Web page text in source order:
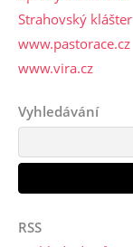
Strahovský klášter
www.pastorace.cz
www.vira.cz
Vyhledávání
RSS